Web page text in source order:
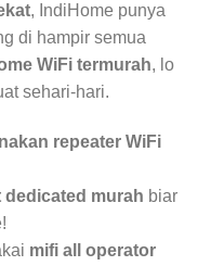
, IndiHome punya
di hampir semua
WiFi termurah, lo
sehari-hari.
repeater WiFi
dedicated murah biar
mifi all operator